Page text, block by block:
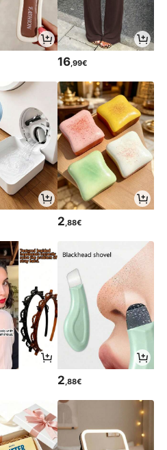
16,99€
2 ,88€
2 ,88€